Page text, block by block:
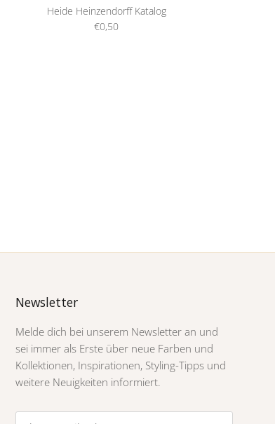
Heide Heinzendorff Katalog
€0,50
Newsletter
Melde dich bei unserem Newsletter an und
sei immer als Erste über neue Farben und
Kollektionen, Inspirationen, Styling-Tipps und
weitere Neuigkeiten informiert.